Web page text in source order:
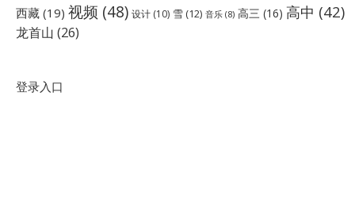
西藏 (19) 视频 (48) 设计 (10) 雪 (12) 音乐 (8) 高三 (16) 高中 (42)
龙首山 (26)
登录入口